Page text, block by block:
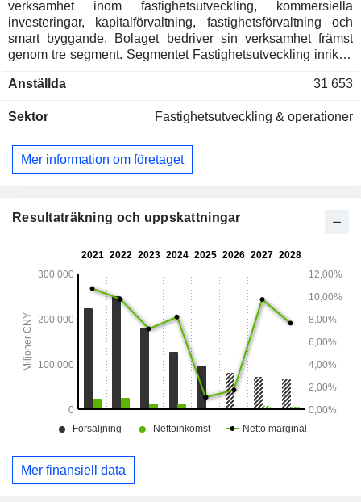
verksamhet inom fastighetsutveckling, kommersiella
investeringar, kapitalförvaltning, fastighetsförvaltning och
smart byggande. Bolaget bedriver sin verksamhet främst
genom tre segment. Segmentet Fastighetsutveckling inriktar
affärslokaler samt bostadsfastigheter. Segmentet
investeringsfastigheter, som huvudsakligen består av
servicelägenheter, industriella kontor, vård- och
omsorgsanläggningar samt äldreboenden. Segmentet
kontor och industriparker. Bolaget bedriver huvudsakligen
Anställda 31 653
Sektor Fastighetsutveckling & operationer
Mer information om företaget
Resultaträkning och uppskattningar
Mer finansiell data